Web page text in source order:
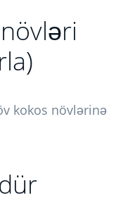
kokos növlərinə